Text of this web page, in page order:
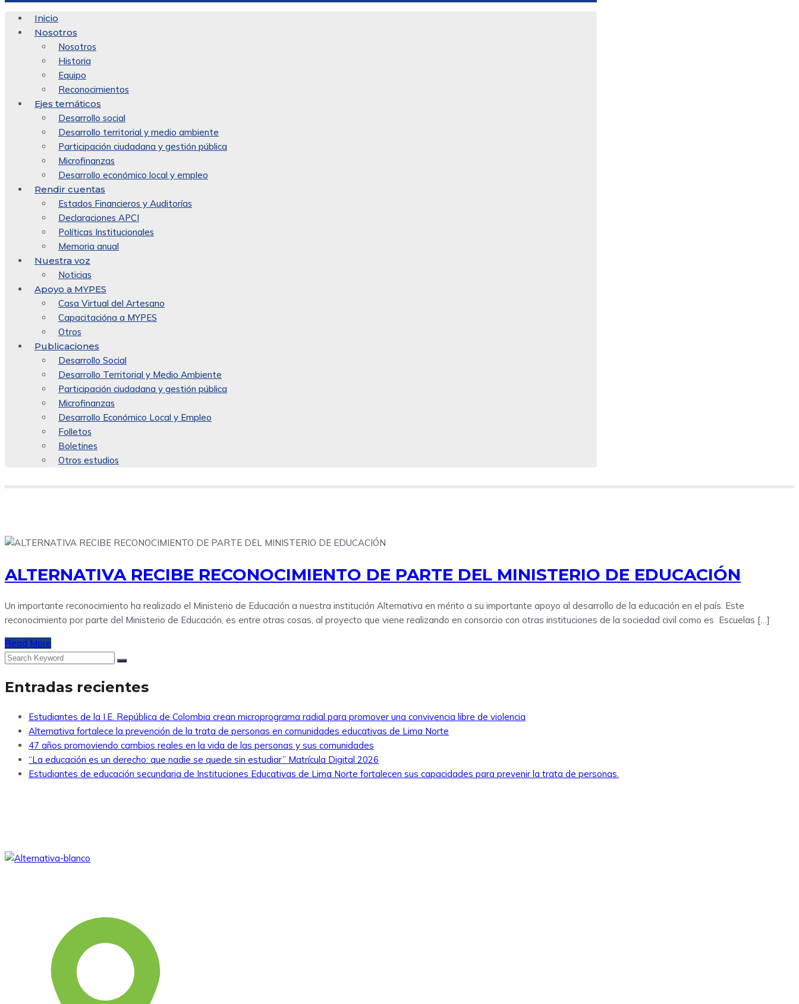
Inicio
Nosotros
Nosotros
Historia
Equipo
Reconocimientos
Ejes temáticos
Desarrollo social
Desarrollo territorial y medio ambiente
Participación ciudadana y gestión pública
Microfinanzas
Desarrollo económico local y empleo
Rendir cuentas
Estados Financieros y Auditorías
Declaraciones APCI
Políticas Institucionales
Memoria anual
Nuestra voz
Noticias
Apoyo a MYPES
Casa Virtual del Artesano
Capacitacióna a MYPES
Otros
Publicaciones
Desarrollo Social
Desarrollo Territorial y Medio Ambiente
Participación ciudadana y gestión pública
Microfinanzas
Desarrollo Económico Local y Empleo
Folletos
Boletines
Otros estudios
ALTERNATIVA RECIBE RECONOCIMIENTO DE PARTE DEL MINISTERIO DE EDUCACIÓN
Un importante reconocimiento ha realizado el Ministerio de Educación a nuestra institución Alternativa en mérito a su importante apoyo al desarrollo de la educación en el país. Este
reconocimiento por parte del Ministerio de Educación, es entre otras cosas, al proyecto que viene realizando en consorcio con otras instituciones de la sociedad civil como es Escuelas […]
Read More
Entradas recientes
Estudiantes de la I.E. República de Colombia crean microprograma radial para promover una convivencia libre de violencia
Alternativa fortalece la prevención de la trata de personas en comunidades educativas de Lima Norte
47 años promoviendo cambios reales en la vida de las personas y sus comunidades
“La educación es un derecho: que nadie se quede sin estudiar” Matrícula Digital 2026
Estudiantes de educación secundaria de Instituciones Educativas de Lima Norte fortalecen sus capacidades para prevenir la trata de personas.